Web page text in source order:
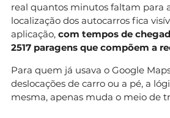
real quantos minutos faltam para
localização dos autocarros fica
aplicação, com tempos de
2517 paragens que compõem a
Para quem já usava o Google
deslocações de carro ou a pé, a
mesma, apenas muda o meio de